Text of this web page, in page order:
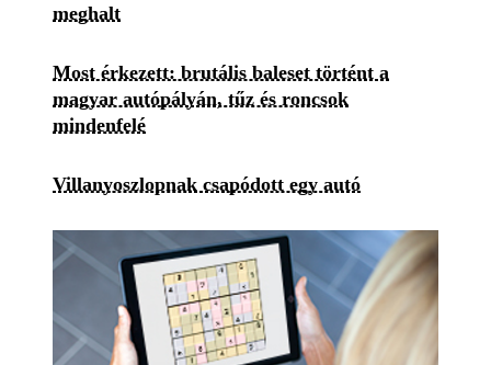
meghalt
Most érkezett: brutális baleset történt a
magyar autópályán, tűz és roncsok
mindenfelé
Villanyoszlopnak csapódott egy autó